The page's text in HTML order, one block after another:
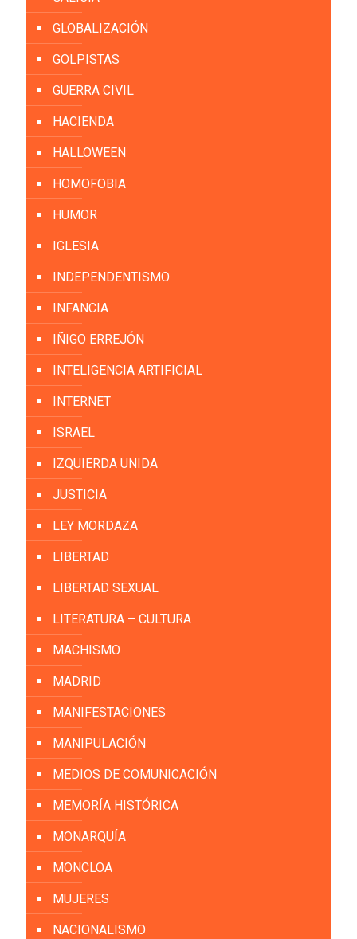
GLOBALIZACIÓN
GOLPISTAS
GUERRA CIVIL
HACIENDA
HALLOWEEN
HOMOFOBIA
HUMOR
IGLESIA
INDEPENDENTISMO
INFANCIA
IÑIGO ERREJÓN
INTELIGENCIA ARTIFICIAL
INTERNET
ISRAEL
IZQUIERDA UNIDA
JUSTICIA
LEY MORDAZA
LIBERTAD
LIBERTAD SEXUAL
LITERATURA – CULTURA
MACHISMO
MADRID
MANIFESTACIONES
MANIPULACIÓN
MEDIOS DE COMUNICACIÓN
MEMORÍA HISTÓRICA
MONARQUÍA
MONCLOA
MUJERES
NACIONALISMO